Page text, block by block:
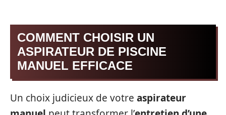
COMMENT CHOISIR UN
ASPIRATEUR DE PISCINE
MANUEL EFFICACE
Un choix judicieux de votre aspirateur